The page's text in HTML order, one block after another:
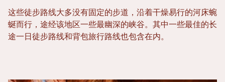
这些徒步路线大多没有固定的步道，沿着干燥易行的河床蜿
蜒而行，途经该地区一些最幽深的峡谷。其中一些最佳的长
途一日徒步路线和背包旅行路线也包含在内。